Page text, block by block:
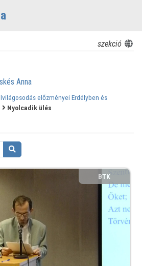
szekció
Anna
előzményei Erdélyben és
Nyolcadik ülés
BTK